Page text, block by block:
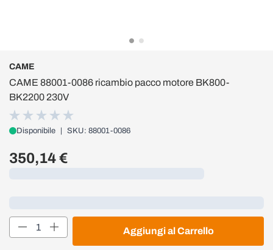
CAME
CAME 88001-0086 ricambio pacco motore BK800-
BK2200 230V
Disponibile SKU: 88001-0086
350,14 €
Quantità
Aggiungi al Carrello